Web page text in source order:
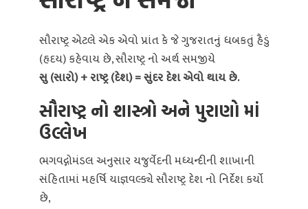
સૌરાષ્ટ્ર એટલે એક એવો પ્રાંત કે જે ગુજરાતનું ધબકતું હૈડું
(હૃદય) કહેવાય છે, સૌરાષ્ટ્ર નો અર્થ સમજીયે
સુ (સારો) + રાષ્ટ્ર (દેશ) = સુંદર દેશ એવો થાય છે.
સૌરાષ્ટ્ર નો શાસ્ત્રો અને પુરાણો માં
ઉલ્લેખ
ભગવદ્ગોમંડલ અનુસાર યજુર્વેદની મધ્યન્દીની શાખાની
સંહિતામાં મહર્ષિ યાજ્ઞવલ્ક્યે સૌરાષ્ટ્ર દેશ નો નિર્દેશ કર્યો
છે,